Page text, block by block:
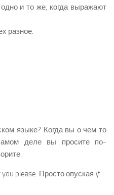
и то же, когда выражают
разное.
языке? Когда вы о чем то
деле вы просите по-
please. Просто опуская if